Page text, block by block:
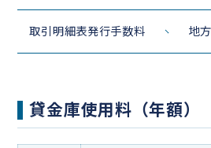
取引明細表発行手数料 地
貸金庫使用料（年額）